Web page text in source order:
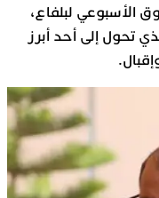
الأسبوعي لبلفاع،
تحول إلى أحد أبرز